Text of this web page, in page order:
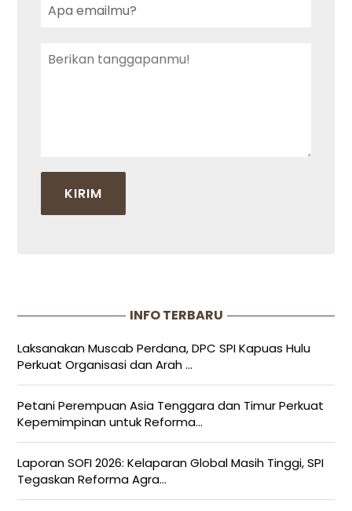
INFO TERBARU
Laksanakan Muscab Perdana, DPC SPI Kapuas Hulu
Perkuat Organisasi dan Arah ...
Petani Perempuan Asia Tenggara dan Timur Perkuat
Kepemimpinan untuk Reforma...
Laporan SOFI 2026: Kelaparan Global Masih Tinggi, SPI
Tegaskan Reforma Agra...